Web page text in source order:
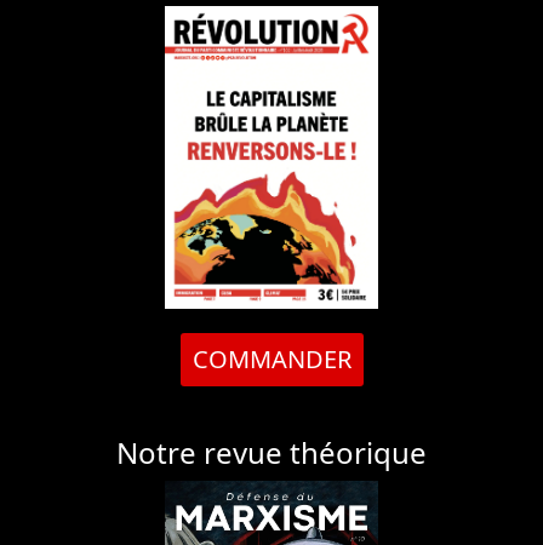
COMMANDER
Notre revue théorique